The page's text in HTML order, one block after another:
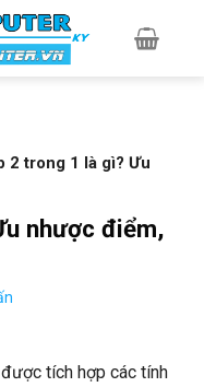
2 trong 1 là gì? Ưu
nhược điểm,
tích hợp các tính